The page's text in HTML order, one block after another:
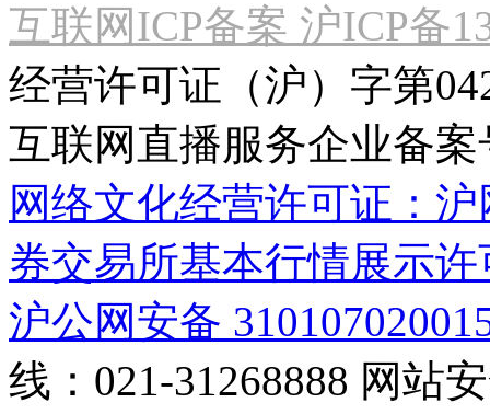
互联网ICP备案 沪ICP备
经营许可证（沪）字第
互联网直播服务企业备案
网络文化经营许可证：
券交易所基本行情展示许
沪公网安备
线：021-31268888 网站